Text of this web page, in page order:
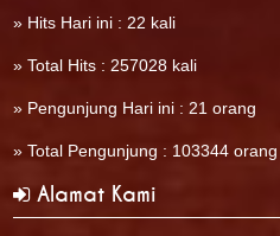
» Hits Hari ini : 22 kali
» Total Hits : 257028 kali
» Pengunjung Hari ini : 21 orang
» Total Pengunjung : 103344 orang
Alamat Kami